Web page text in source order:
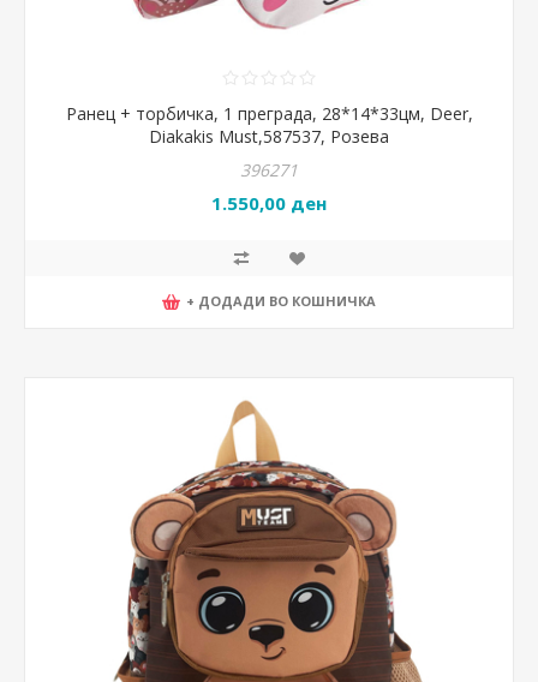
Ранец + торбичка, 1 преграда, 28*14*33цм, Deer,
Diakakis Must,587537, Розева
396271
1.550,00 ден
+ ДОДАДИ ВО КОШНИЧКА